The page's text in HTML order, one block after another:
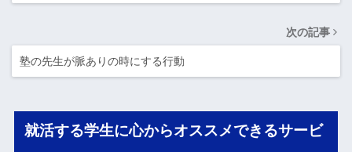
次の記事
塾の先生が脈ありの時にする行動
就活する学生に心からオススメできるサービ